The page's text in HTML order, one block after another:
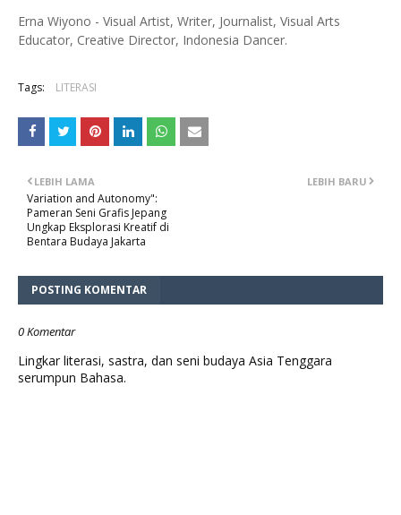
Erna Wiyono - Visual Artist, Writer, Journalist, Visual Arts
Educator, Creative Director, Indonesia Dancer.
Tags: LITERASI
LEBIH BARU
LEBIH LAMA
Variation and Autonomy":
Pameran Seni Grafis Jepang
Ungkap Eksplorasi Kreatif di
Bentara Budaya Jakarta
POSTING KOMENTAR
0 Komentar
Lingkar literasi, sastra, dan seni budaya Asia Tenggara
serumpun Bahasa.